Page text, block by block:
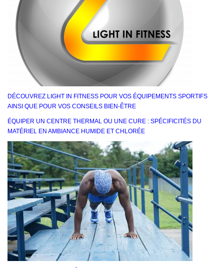
DÉCOUVREZ LIGHT IN FITNESS POUR VOS ÉQUIPEMENTS SPORTIFS
AINSI QUE POUR VOS CONSEILS BIEN-ÊTRE
ÉQUIPER UN CENTRE THERMAL OU UNE CURE : SPÉCIFICITÉS DU
MATÉRIEL EN AMBIANCE HUMIDE ET CHLORÉE